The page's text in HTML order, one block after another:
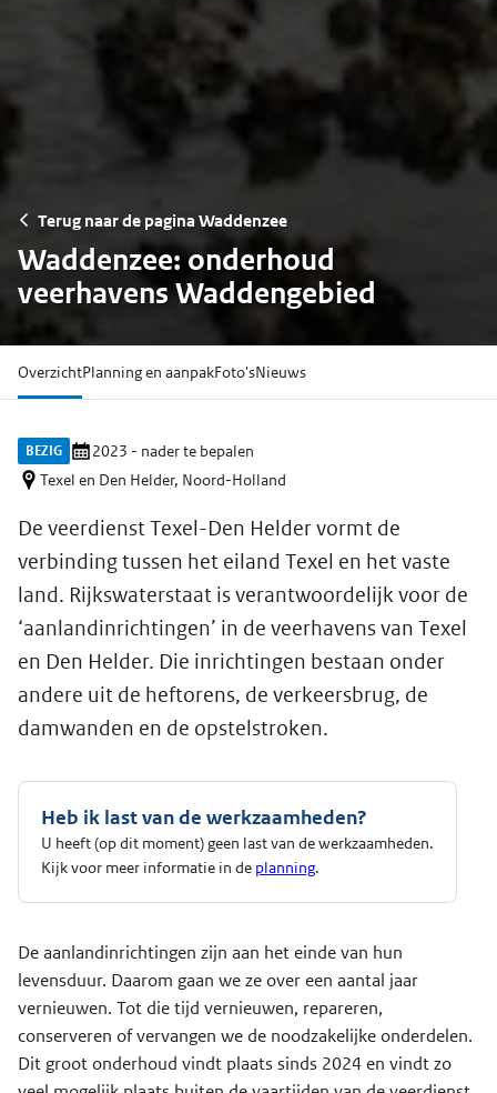
Terug naar de pagina Waddenzee
Waddenzee: onderhoud
veerhavens Waddengebied
OverzichtPlanning en aanpakFoto'sNieuws
BEZIG
2023 - nader te bepalen
Texel en Den Helder, Noord-Holland
De veerdienst Texel-Den Helder vormt de
verbinding tussen het eiland Texel en het vaste
land. Rijkswaterstaat is verantwoordelijk voor de
‘aanlandinrichtingen’ in de veerhavens van Texel
en Den Helder. Die inrichtingen bestaan onder
andere uit de heftorens, de verkeersbrug, de
damwanden en de opstelstroken.
Heb ik last van de werkzaamheden?
U heeft (op dit moment) geen last van de werkzaamheden.
Kijk voor meer informatie in de planning.
De aanlandinrichtingen zijn aan het einde van hun
levensduur. Daarom gaan we ze over een aantal jaar
vernieuwen. Tot die tijd vernieuwen, repareren,
conserveren of vervangen we de noodzakelijke onderdelen.
Dit groot onderhoud vindt plaats sinds 2024 en vindt zo